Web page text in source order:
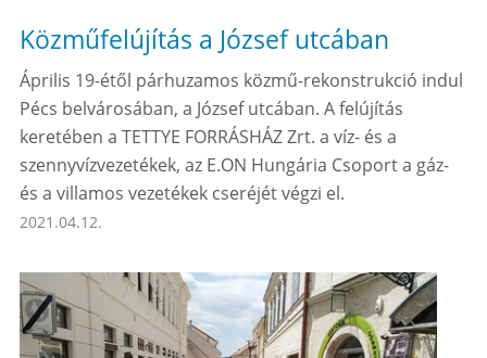
Közműfelújítás a József utcában
Április 19-étől párhuzamos közmű-rekonstrukció indul
Pécs belvárosában, a József utcában. A felújítás
keretében a TETTYE FORRÁSHÁZ Zrt. a víz- és a
szennyvízvezetékek, az E.ON Hungária Csoport a gáz-
és a villamos vezetékek cseréjét végzi el.
2021.04.12.